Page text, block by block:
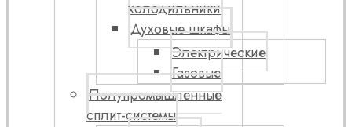
холодильники
Духовые шкафы
Электрические
Газовые
Полупромышленные
сплит-системы